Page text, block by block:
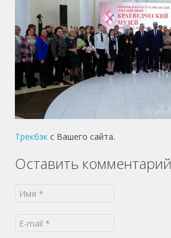
Трекбэк с Вашего сайта.
Оставить комментарий